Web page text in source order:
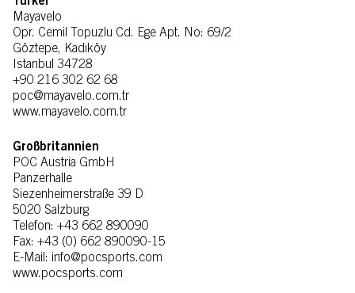
Mayavelo
Opr. Cemil Topuzlu Cd. Ege Apt. No: 69/2
Göztepe, Kadıköy
Istanbul 34728
+90 216 302 62 68
poc@mayavelo.com.tr
www.mayavelo.com.tr
Großbritannien
POC Austria GmbH
Panzerhalle
Siezenheimerstraße 39 D
5020 Salzburg
Telefon: +43 662 890090
Fax: +43 (0) 662 890090-15
E-Mail: info@pocsports.com
www.pocsports.com